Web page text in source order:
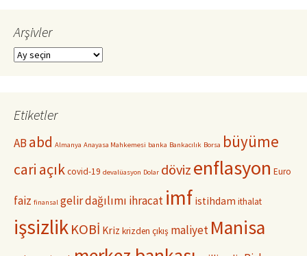
Arşivler
Arşivler
Etiketler
AB abd Almanya Anayasa Mahkemesi banka Bankacılık Borsa büyüme
cari açıkcovid-19 devalüasyon Dolar dövizenflasyon Euro
faiz finansal gelir dağılımı ihracat imf istihdam ithalat
işsizlikKOBİ Kriz krizden çıkış maliyet Manisa